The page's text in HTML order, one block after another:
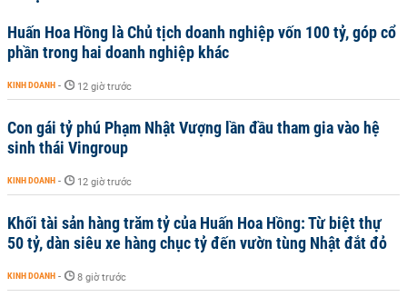
Huấn Hoa Hồng là Chủ tịch doanh nghiệp vốn 100 tỷ, góp cổ
phần trong hai doanh nghiệp khác
KINH DOANH - 12 giờ trước
Con gái tỷ phú Phạm Nhật Vượng lần đầu tham gia vào hệ
sinh thái Vingroup
KINH DOANH - 12 giờ trước
Khối tài sản hàng trăm tỷ của Huấn Hoa Hồng: Từ biệt thự
50 tỷ, dàn siêu xe hàng chục tỷ đến vườn tùng Nhật đắt đỏ
KINH DOANH - 8 giờ trước